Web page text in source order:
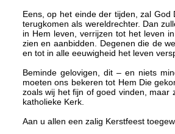
Eens, op het einde der tijden, zal
terugkomen als wereldrechter. Dan
in Hem leven, verrijzen tot het leven
zien en aanbidden. Degenen die de
en tot in alle eeuwigheid het leven
Beminde gelovigen, dit – en niets
moeten ons bekeren tot Hem Die
zoals wij het fijn of goed vinden,
katholieke Kerk.
Aan u allen een zalig Kerstfeest